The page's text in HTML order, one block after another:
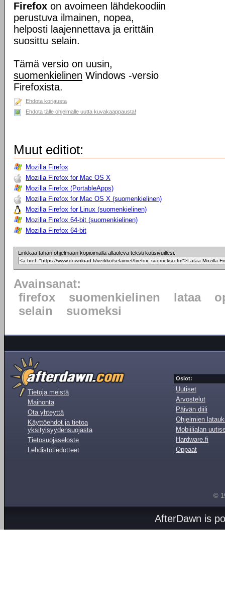
Firefox on avoimeen lähdekoodiin
perustuva ilmainen, nopea,
helposti laajennettava ja erittäin
suosittu selain.
Tämä versio on uusin,
suomenkielinen Windows -versio
Firefoxista.
Ehdota korjausta
Ehdota tälle ohjelmalle uutta kuvakaappausta!
Muut editiot:
Mozilla Firefox
Mozilla Firefox for Mac OS X
Mozilla Firefox (PortableApps)
Mozilla Firefox for Mac OS X (suomenkielinen)
Mozilla Firefox for Linux (suomenkielinen)
Mozilla Firefox 64-bit (suomenkielinen)
Mozilla Firefox 64-bit
Linkkaa tähän ohjelmaan kopioimalla allaoleva teksti kotisivuillesi:
Avainsanat:
firefox
suomenkielinen lataa
selain
suomeksi
Tietoja meistä
Mainonta
Ota yhteyttä
Käyttöehdot ja tietoa
yksityisyydensuojasta
Tietosuojaseloste
Lehdistötiedotteet
Osiot:
Uutiset
Arvostelut
Päivän diili
Ohjelmien
Mobiilialan
Hardware.fi
Oppaat
©
AfterDawn is